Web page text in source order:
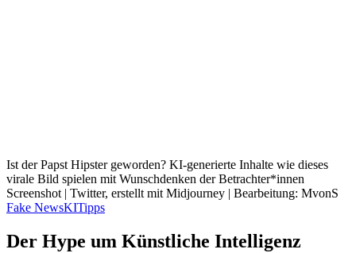
Ist der Papst Hipster geworden? KI-generierte Inhalte wie dieses
virale Bild spielen mit Wunschdenken der Betrachter*innen
Screenshot | Twitter, erstellt mit Midjourney | Bearbeitung: MvonS
Fake NewsKITipps
Der Hype um Künstliche Intelligenz